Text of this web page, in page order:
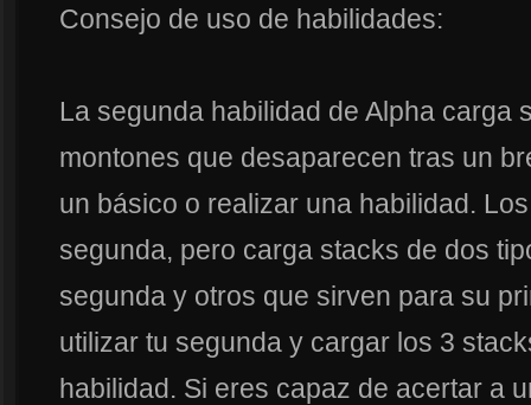
Consejo de uso de habilidades:
La segunda habilidad de Alpha carga
montones que desaparecen tras un
un básico o realizar una habilidad.
segunda, pero carga stacks de dos
segunda y otros que sirven para su
utilizar tu segunda y cargar los 3
habilidad. Si eres capaz de acertar a